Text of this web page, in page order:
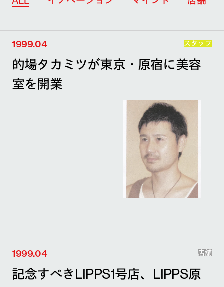
1999.04 スタッフ
的場タカミツが東京・原宿に美容
室を開業
1999.04 店舗
記念すべきLIPPS1号店、LIPPS原